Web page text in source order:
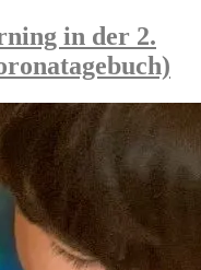
in der 2.